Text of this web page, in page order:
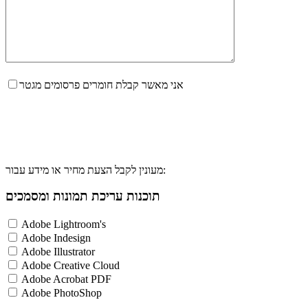
אני מאשר קבלת חומרים פרסומים מגטר
מעונין לקבל הצעת מחיר או מידע עבור:
תוכנות עריכת תמונות ומסמכים
Adobe Lightroom's
Adobe Indesign
Adobe Illustrator
Adobe Creative Cloud
Adobe Acrobat PDF
Adobe PhotoShop